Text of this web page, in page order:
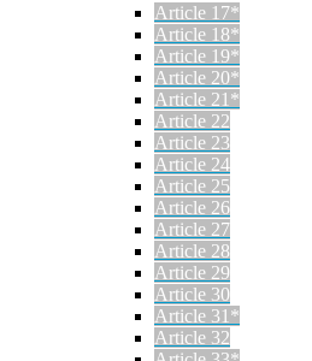
Article 17*
Article 18*
Article 19*
Article 20*
Article 21*
Article 22
Article 23
Article 24
Article 25
Article 26
Article 27
Article 28
Article 29
Article 30
Article 31*
Article 32